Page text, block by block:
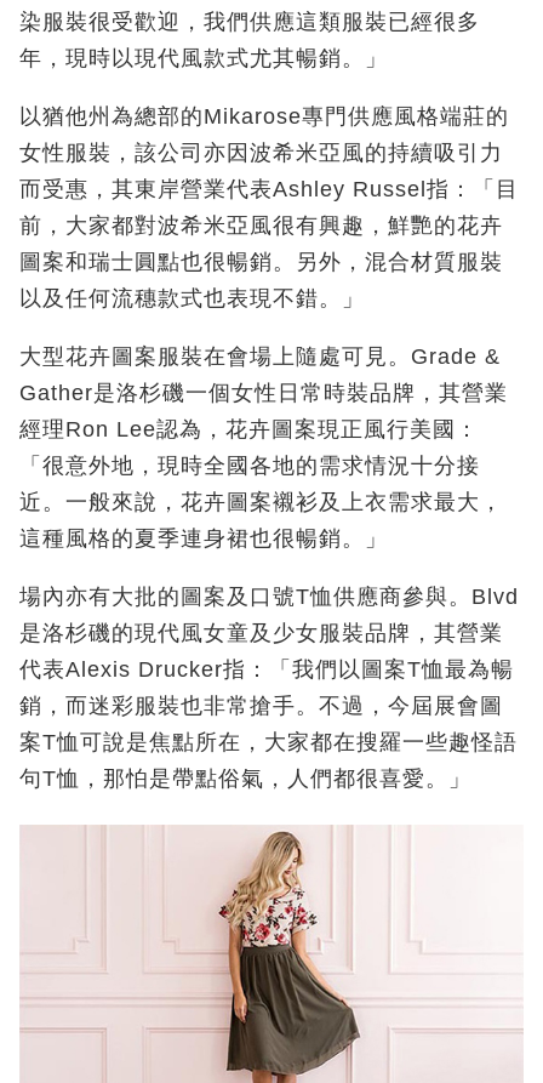
染服裝很受歡迎，我們供應這類服裝已經很多
年，現時以現代風款式尤其暢銷。」
以猶他州為總部的Mikarose專門供應風格端莊的
女性服裝，該公司亦因波希米亞風的持續吸引力
而受惠，其東岸營業代表Ashley Russel指：「目
前，大家都對波希米亞風很有興趣，鮮艷的花卉
圖案和瑞士圓點也很暢銷。另外，混合材質服裝
以及任何流穗款式也表現不錯。」
大型花卉圖案服裝在會場上隨處可見。Grade &
Gather是洛杉磯一個女性日常時裝品牌，其營業
經理Ron Lee認為，花卉圖案現正風行美國：
「很意外地，現時全國各地的需求情況十分接
近。一般來說，花卉圖案襯衫及上衣需求最大，
這種風格的夏季連身裙也很暢銷。」
場內亦有大批的圖案及口號T恤供應商參與。Blvd
是洛杉磯的現代風女童及少女服裝品牌，其營業
代表Alexis Drucker指：「我們以圖案T恤最為暢
銷，而迷彩服裝也非常搶手。不過，今屆展會圖
案T恤可說是焦點所在，大家都在搜羅一些趣怪語
句T恤，那怕是帶點俗氣，人們都很喜愛。」